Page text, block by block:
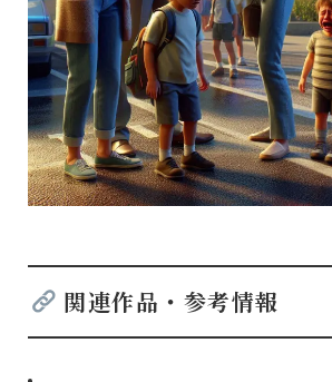
関連作品・参考情報